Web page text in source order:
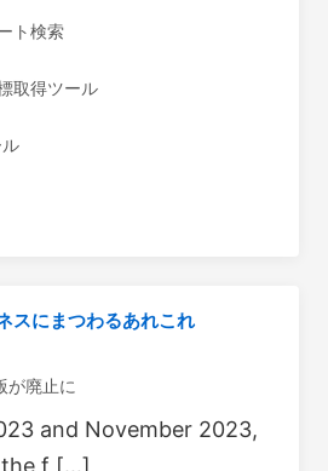
ト検索
取得ツール
スにまつわるあれこれ
が廃止に
and November 2023,
the f […]